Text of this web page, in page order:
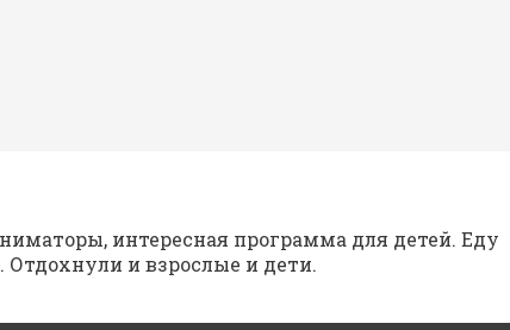
интересная программа для детей. Еду
Отдохнули и взрослые и дети.